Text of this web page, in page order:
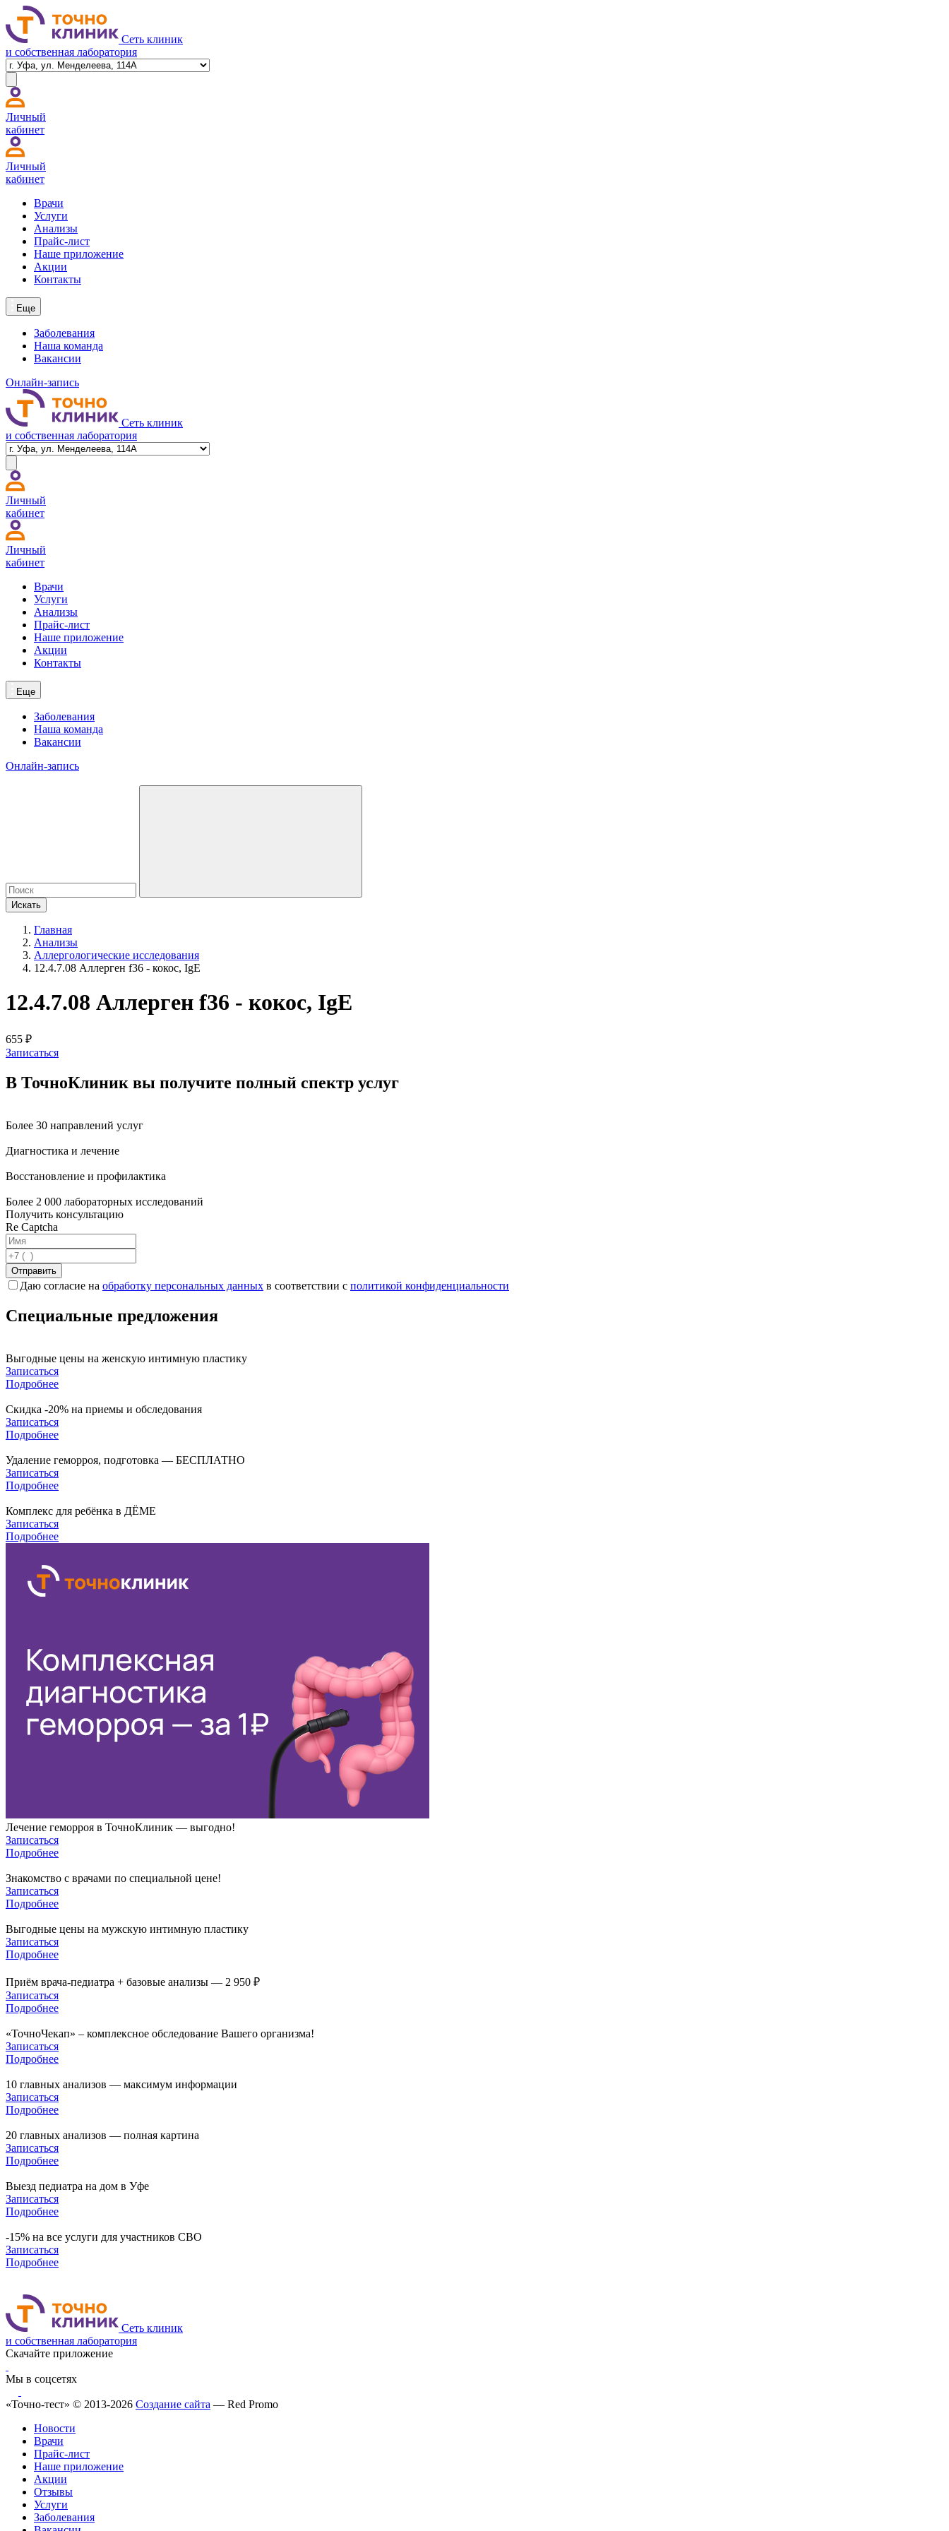
Сеть клиник
и собственная лаборатория
Личный
кабинет
Личный
кабинет
Врачи
Услуги
Анализы
Прайс-лист
Наше приложение
Акции
Контакты
Еще
Заболевания
Наша команда
Вакансии
Онлайн-запись
Сеть клиник
и собственная лаборатория
Личный
кабинет
Личный
кабинет
Врачи
Услуги
Анализы
Прайс-лист
Наше приложение
Акции
Контакты
Еще
Заболевания
Наша команда
Вакансии
Онлайн-запись
Искать
Главная
Анализы
Аллергологические исследования
12.4.7.08 Аллерген f36 - кокос, IgE
12.4.7.08 Аллерген f36 - кокос, IgE
655 ₽
Записаться
В ТочноКлиник вы получите полный спектр услуг
Более 30 направлений услуг
Диагностика и лечение
Восстановление и профилактика
Более 2 000 лабораторных исследований
Получить консультацию
Re Captcha
Отправить
Даю согласие на обработку персональных данных в соответствии с политикой конфиденциальности
Специальные предложения
Выгодные цены на женскую интимную пластику
Записаться
Подробнее
Скидка -20% на приемы и обследования
Записаться
Подробнее
Удаление геморроя, подготовка — БЕСПЛАТНО
Записаться
Подробнее
Комплекс для ребёнка в ДЁМЕ
Записаться
Подробнее
Лечение геморроя в ТочноКлиник — выгодно!
Записаться
Подробнее
Знакомство с врачами по специальной цене!
Записаться
Подробнее
Выгодные цены на мужскую интимную пластику
Записаться
Подробнее
Приём врача-педиатра + базовые анализы — 2 950 ₽
Записаться
Подробнее
«ТочноЧекап» – комплексное обследование Вашего организма!
Записаться
Подробнее
10 главных анализов — максимум информации
Записаться
Подробнее
20 главных анализов — полная картина
Записаться
Подробнее
Выезд педиатра на дом в Уфе
Записаться
Подробнее
-15% на все услуги для участников СВО
Записаться
Подробнее
Сеть клиник
и собственная лаборатория
Скачайте приложение
Мы в соцсетях
«Точно-тест» © 2013-2026 Создание сайта — Red Promo
Новости
Врачи
Прайс-лист
Наше приложение
Акции
Отзывы
Услуги
Заболевания